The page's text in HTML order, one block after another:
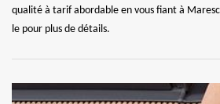
qualité à tarif abordable en vous fiant à
le pour plus de détails.